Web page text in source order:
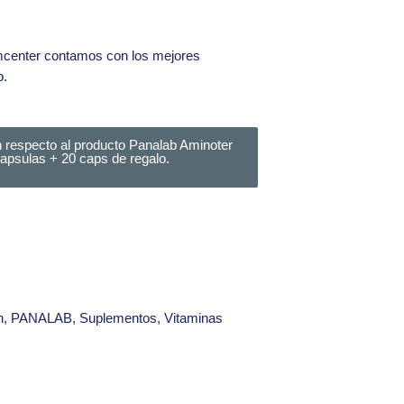
contamos con los mejores
al producto Panalab Aminoter
+ 20 caps de regalo.
, PANALAB, Suplementos,Vitaminas